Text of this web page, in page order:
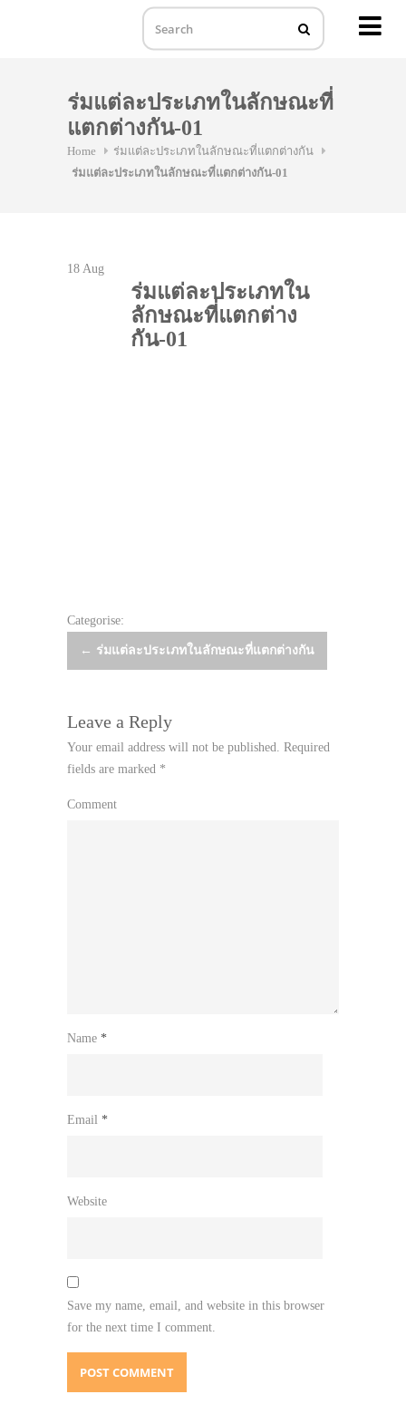
ร่มแต่ละประเภทในลักษณะที่
แตกต่างกัน-01
Home
ร่มแต่ละประเภทในลักษณะที่แตกต่างกัน
ร่มแต่ละประเภทในลักษณะที่แตกต่างกัน-01
18 Aug
ร่มแต่ละประเภทใน
ลักษณะที่แตกต่าง
กัน-01
Categorise:
Post
← ร่มแต่ละประเภทในลักษณะที่แตกต่างกัน
Leave a Reply
Your email address will not be published. Required
fields are marked *
Comment
Name *
Email *
Website
Save my name, email, and website in this browser
for the next time I comment.